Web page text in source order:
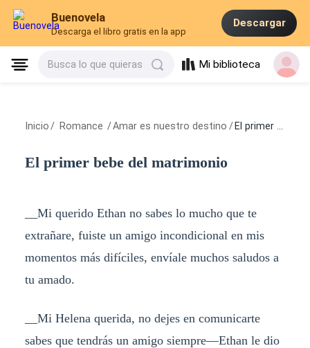
Buenovela
Descarga el libro gratis en la app
Descargar
Busca lo que quieras Mi biblioteca
Inicio / Romance /Amar es nuestro destino / El primer bebe del matrimonio
El primer bebe del matrimonio
__Mi querido Ethan no sabes lo mucho que te
extrañare, fuiste un amigo incondicional en mis
momentos más difíciles, envíale muchos saludos a
tu amado.
__Mi Helena querida, no dejes en comunicarte
sabes que tendrás un amigo siempre—Ethan le dio